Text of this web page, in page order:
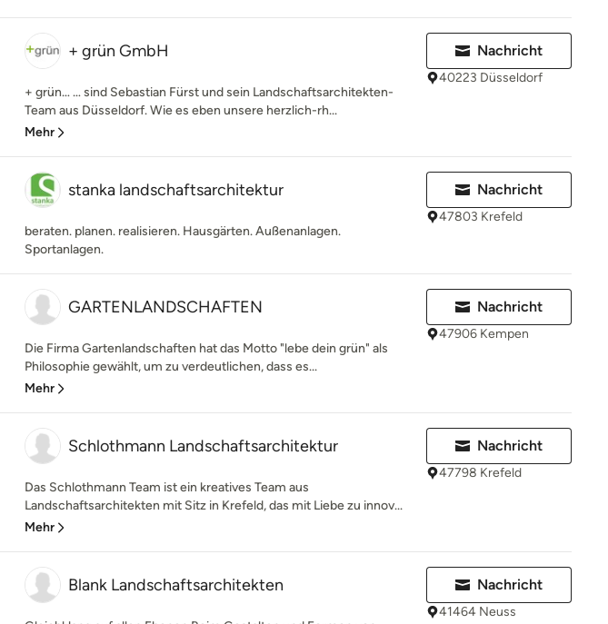
+ grün GmbH
+ grün… … sind Sebastian Fürst und sein Landschaftsarchitekten-
Team aus Düsseldorf. Wie es eben unsere herzlich-rh...
Mehr
Nachricht
40223 Düsseldorf
stanka landschaftsarchitektur
beraten. planen. realisieren. Hausgärten. Außenanlagen.
Sportanlagen.
Nachricht
47803 Krefeld
GARTENLANDSCHAFTEN
Die Firma Gartenlandschaften hat das Motto "lebe dein grün" als
Philosophie gewählt, um zu verdeutlichen, dass es...
Mehr
Nachricht
47906 Kempen
Schlothmann Landschaftsarchitektur
Das Schlothmann Team ist ein kreatives Team aus
Landschaftsarchitekten mit Sitz in Krefeld, das mit Liebe zu innov...
Mehr
Nachricht
47798 Krefeld
Blank Landschaftsarchitekten Nachricht
41464 Neuss